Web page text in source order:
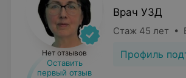
Нет отзывов
Оставить
первый отзыв
Врач УЗД
Стаж 45 лет •
Профиль